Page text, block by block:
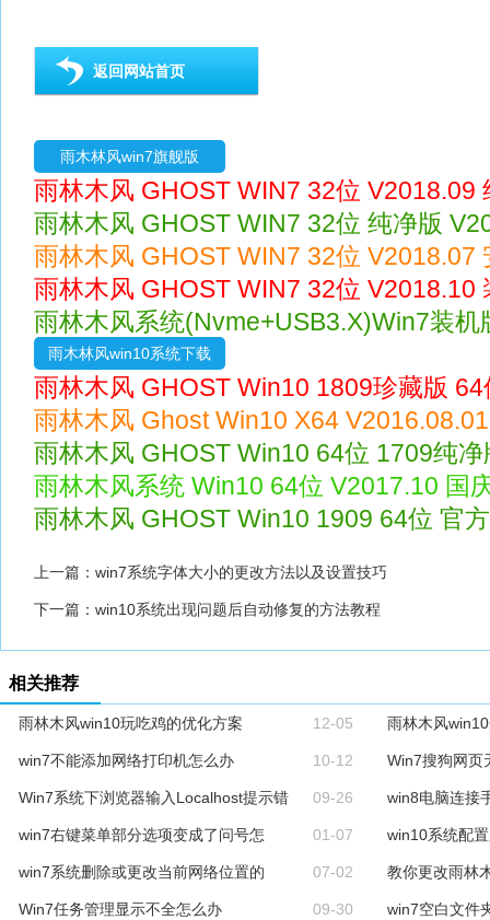
返回网站首页
雨木林风win7旗舰版
雨林木风 GHOST WIN7 32位 V2018.09
雨林木风 GHOST WIN7 32位 纯净版
雨林木风 GHOST WIN7 32位 V2018.07
雨林木风 GHOST WIN7 32位 V2018.10
雨林木风系统(Nvme+USB3.X)Win7装机
雨木林风win10系统下载
雨林木风 GHOST Win10 1809珍藏版
雨林木风 Ghost Win10 X64
雨林木风 GHOST Win10 64位 1709纯
雨林木风系统 Win10 64位 V2017.10 国
雨林木风 GHOST Win10 1909 64位 官
上一篇： win7系统字体大小的更改方法以及设置技巧
下一篇： win10系统出现问题后自动修复的方法教程
相关推荐
雨林木风win10玩吃鸡的优化方案 12-05 雨林木风
win7不能添加网络打印机怎么办 10-12 Win7搜狗网页
Win7系统下浏览器输入Localhost提示错 09-26 win8电脑连接
win7右键菜单部分选项变成了问号怎 01-07 win10系统配
win7系统删除或更改当前网络位置的 07-02 教你更改雨林
Win7任务管理显示不全怎么办 09-30 win7空白文件